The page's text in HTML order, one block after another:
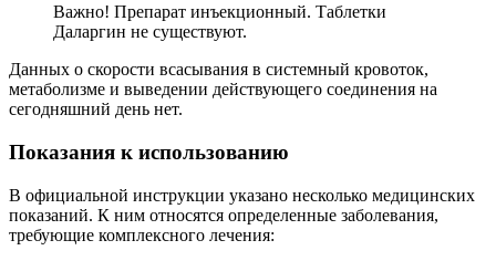
Важно! Препарат инъекционный. Таблетки
Даларгин не существуют.
Данных о скорости всасывания в системный кровоток,
метаболизме и выведении действующего соединения на
сегодняшний день нет.
Показания к использованию
В официальной инструкции указано несколько медицинских
показаний. К ним относятся определенные заболевания,
требующие комплексного лечения: